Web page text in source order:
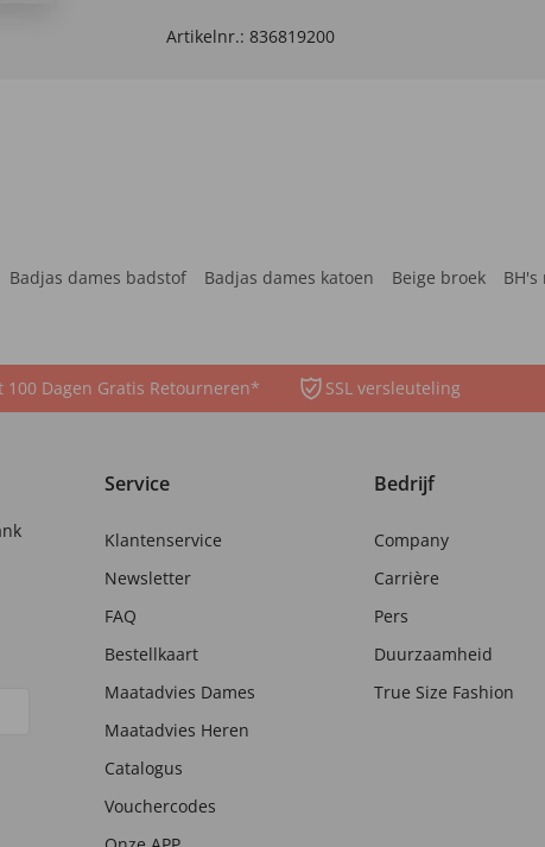
Artikelnr.: 836819200
Badjas dames badstof Badjas dames katoen Beige broek
100 Dagen Gratis Retourneren* SSL versleuteling
Service
Klantenservice
Newsletter
FAQ
Bestellkaart
Maatadvies Dames
Maatadvies Heren
Catalogus
Vouchercodes
Bedrijf
Company
Carrière
Pers
Duurzaamheid
True Size Fashion